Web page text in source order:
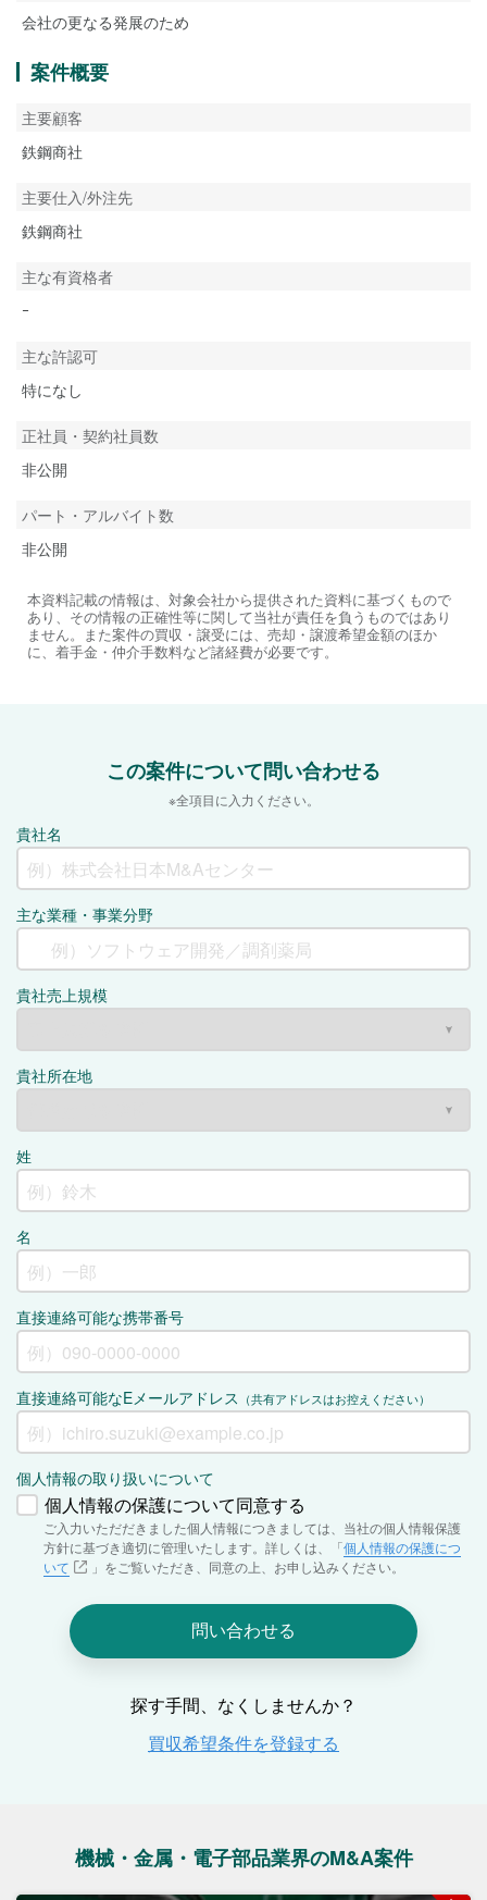
会社の更なる発展のため
案件概要
主要顧客
鉄鋼商社
主要仕入/外注先
鉄鋼商社
主な有資格者
ｰ
主な許認可
特になし
正社員・契約社員数
非公開
パート・アルバイト数
非公開
本資料記載の情報は、対象会社から提供された資料に基づくもので
あり、その情報の正確性等に関して当社が責任を負うものではあり
ません。また案件の買収・譲受には、売却・譲渡希望金額のほか
に、着手金・仲介手数料など諸経費が必要です。
機械・金属・電子部品業界のM&A案件